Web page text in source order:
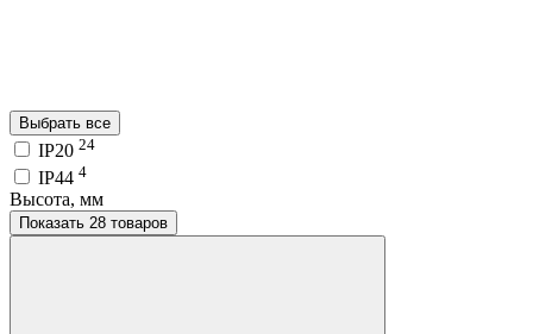
Выбрать все
IP20 24
IP44 4
Высота, мм
Показать 28 товаров